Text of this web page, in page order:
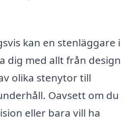
kan en stenläggare i
dig med allt från design
olika stenytor till
Oavsett om du
eller bara vill ha